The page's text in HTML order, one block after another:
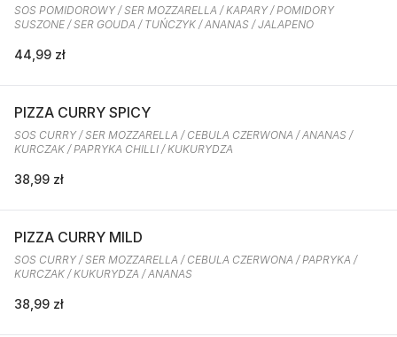
SOS POMIDOROWY / SER MOZZARELLA / KAPARY / POMIDORY
SUSZONE / SER GOUDA / TUŃCZYK / ANANAS / JALAPENO
44,99 zł
PIZZA CURRY SPICY
SOS CURRY / SER MOZZARELLA / CEBULA CZERWONA / ANANAS /
KURCZAK / PAPRYKA CHILLI / KUKURYDZA
38,99 zł
PIZZA CURRY MILD
SOS CURRY / SER MOZZARELLA / CEBULA CZERWONA / PAPRYKA /
KURCZAK / KUKURYDZA / ANANAS
38,99 zł